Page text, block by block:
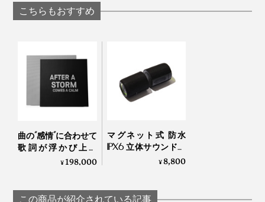
裏面に強力な粘着シールが付いている「スタンドプレー
化は5クリックなど、使い慣れれば操作もスムーズ。
ているおそれがあります。Bluetooth 接続機器の設定を
一度ご確認の上、お問い合わせください。
が ON になっている）
Q：水中でも使用できますか？
A：本製品は「防滴仕様」です。防水仕様ではありませ
んので、水中で使用するなど、多量の水がかかる環境で
のご使用はおやめください。
Q：ワイヤレス充電対応ですか？
ワ イヤレス充電を使用する場合は「MaGdgetチャージ
リング」が必要となります。
Q：モバイルバッテリーとしての機能はありますか？
A：本製品はリチウムイオン電池を内蔵しております
Q：光を消すことはできますか？
こちらもおすすめ
曲の“感情”に合わせて
歌詞が浮かび上が
る！インテリアに溶
Speaker Canvas
¥198,000
マグネット式 防水
IPX6 立体サウンドの
Bluetooth デュアル ス
¥8,800
この商品が紹介されている記事